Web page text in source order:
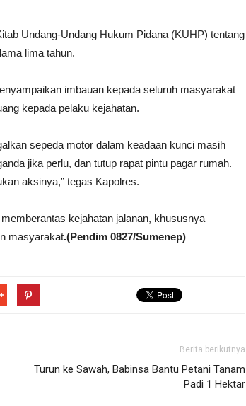
Undang-Undang Hukum Pidana (KUHP) tentang
lima tahun.
imbauan kepada seluruh masyarakat
kepada pelaku kejahatan.
sepeda motor dalam keadaan kunci masih
jika perlu, dan tutup rapat pintu pagar rumah.
aksinya,” tegas Kapolres.
kejahatan jalanan, khususnya
masyarakat.(Pendim 0827/Sumenep)
Berita berikutnya
Turun ke Sawah, Babinsa Bantu Petani Tanam
Padi 1 Hektar